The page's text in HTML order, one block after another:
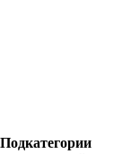
Подкатегории